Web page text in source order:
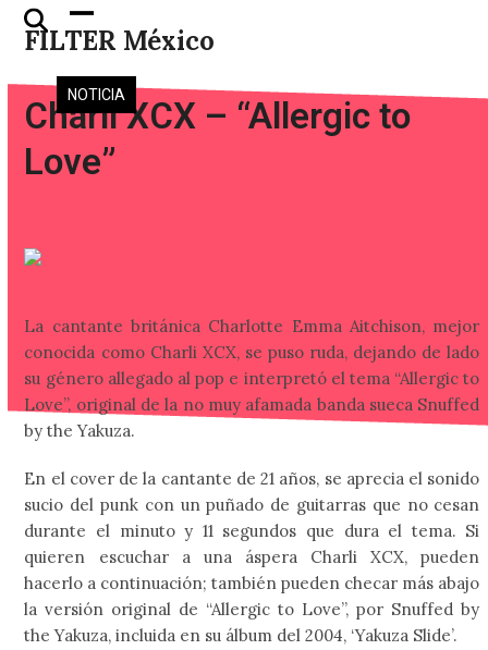
Skip
FILTER México
Open
mobile
menu
Close
mobile
menu
NOTICIA
Charli XCX – “Allergic to
Love”
La cantante británica Charlotte Emma Aitchison, mejor
conocida como Charli XCX, se puso ruda, dejando de lado
su género allegado al pop e interpretó el tema “Allergic to
Love”, original de la no muy afamada banda sueca Snuffed
by the Yakuza.
En el cover de la cantante de 21 años, se aprecia el sonido
sucio del punk con un puñado de guitarras que no cesan
durante el minuto y 11 segundos que dura el tema. Si
quieren escuchar a una áspera Charli XCX, pueden
hacerlo a continuación; también pueden checar más abajo
la versión original de “Allergic to Love”, por Snuffed by
the Yakuza, incluida en su álbum del 2004, ‘Yakuza Slide’.